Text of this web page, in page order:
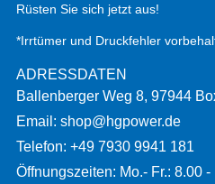
Rückerstattungen/Rückgaben
Impressum
Datenschutz
AGBS
Datenschutz App „HG Power“
Privacy notice app „HG Power“